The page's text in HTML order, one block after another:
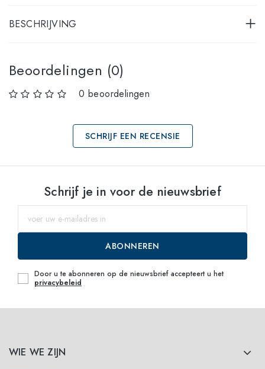
BESCHRIJVING
Beoordelingen (0)
0 beoordelingen
SCHRIJF EEN RECENSIE
Selecteer maten
Waarschuw mij
WIE WE ZIJN
Schrijf je in voor de nieuwsbrief
ABONNEREN
Door u te abonneren op de nieuwsbrief accepteert u het
privacybeleid